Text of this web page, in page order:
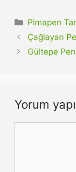
Kategoriler
Pimapen
Çağlayan
Gültepe
Yorum